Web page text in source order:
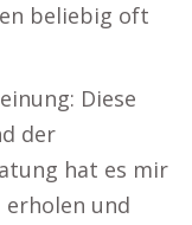
beliebig oft
Diese
der
hat es mir
und